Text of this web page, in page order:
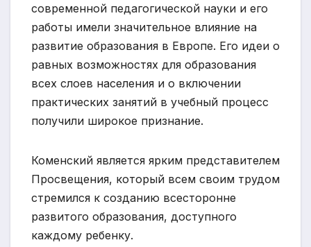
современной педагогической науки и его
работы имели значительное влияние на
развитие образования в Европе. Его идеи о
равных возможностях для образования
всех слоев населения и о включении
практических занятий в учебный процесс
получили широкое признание.
Коменский является ярким представителем
Просвещения, который всем своим трудом
стремился к созданию всесторонне
развитого образования, доступного
каждому ребенку.